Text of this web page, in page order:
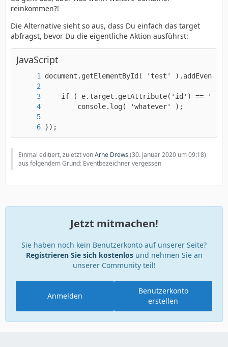
reinkommen?!
Die Alternative sieht so aus, dass Du einfach das target
abfragst, bevor Du die eigentliche Aktion ausführst:
JavaScript
});
Einmal editiert, zuletzt vonArne Drews (30. Januar 2020 um 09:18)
aus folgendem Grund: Eventbezeichner vergessen
Jetzt mitmachen!
Sie haben noch kein Benutzerkonto auf unserer Seite?
Registrieren Sie sich kostenlosund nehmen Sie an
unserer Community teil!
Benutzerkonto
erstellen
Anmelden